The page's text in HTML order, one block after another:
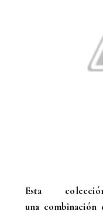
Esta
una combinación